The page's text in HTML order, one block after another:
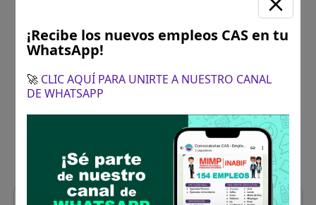
¡Recibe los nuevos empleos CAS en tu
WhatsApp!
🚀 CLIC AQUÍ PARA UNIRTE A NUESTRO CANAL
DE WHATSAPP